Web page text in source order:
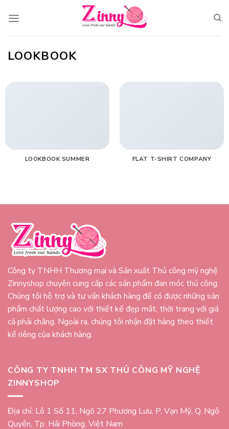
LOOKBOOK
LOOKBOOK SUMMER FLAT T-SHIRT COMPANY
Công ty TNHH Thương mại và Sản xuất Thủ công mỹ nghệ
Zinnyshop chuyên cung cấp các sản phẩm đan móc thủ công.
Chúng tôi hỗ trợ và tư vấn khách hàng để có được những sản
phẩm chất lượng cao với thiết kế đẹp mắt, thời trang với giá
cả phải chăng. Ngoài ra, chúng tôi nhận đặt hàng theo thiết
kế riêng của khách hàng.
CÔNG TY TNHH TM SX THỦ CÔNG MỸ NGHỆ
ZINNYSHOP
Địa chỉ: Lô 1 Số 11, Ngõ 27 Phương Lưu, P. Vạn Mỹ, Q. Ngô
Quyền, Tp. Hải Phòng, Việt Nam